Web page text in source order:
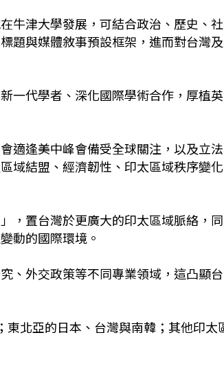
牛津大學發展，可結合政治、歷史、
題與媒體敘事預設框架，進而對台灣
一代學者、深化國際學術合作，厚植
適逢美中峰會備受全球關注，以及立
域結盟、經濟韌性、印太區域秩序變
，置台灣於更廣大的印太區域脈絡，
動的國際環境。
、外交政策等不同專業領域，這凸顯
北亞的日本、台灣與南韓；其他印太